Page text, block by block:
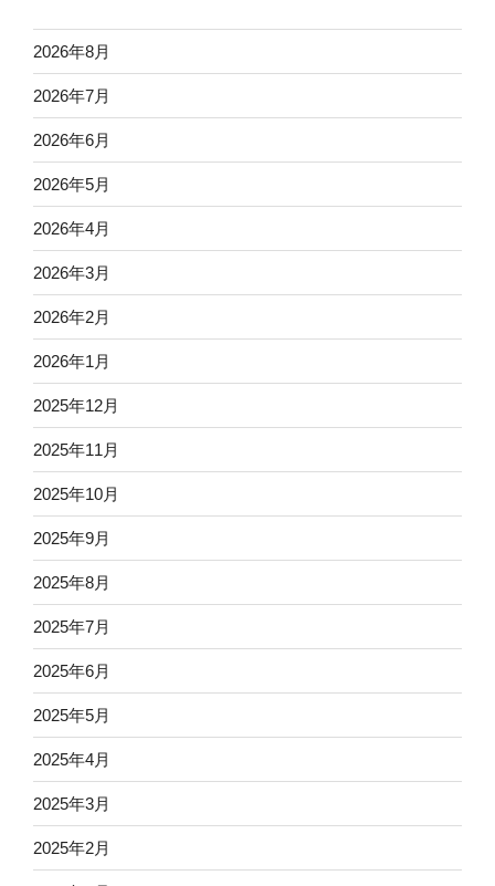
2026年8月
2026年7月
2026年6月
2026年5月
2026年4月
2026年3月
2026年2月
2026年1月
2025年12月
2025年11月
2025年10月
2025年9月
2025年8月
2025年7月
2025年6月
2025年5月
2025年4月
2025年3月
2025年2月